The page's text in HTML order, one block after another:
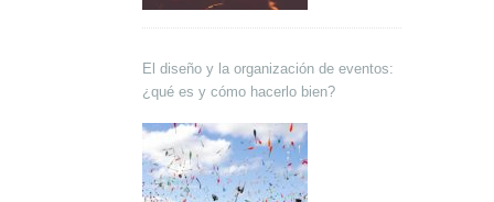
El diseño y la organización de eventos:
¿qué es y cómo hacerlo bien?